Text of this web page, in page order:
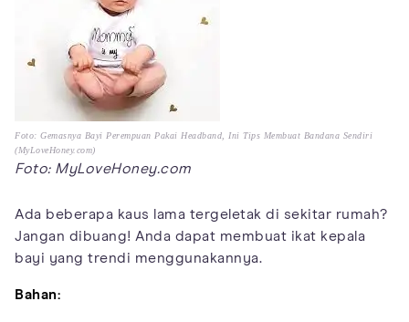
Foto: Gemasnya Bayi Perempuan Pakai Headband, Ini Tips Membuat Bandana Sendiri
(MyLoveHoney.com)
Foto: MyLoveHoney.com
Ada beberapa kaus lama tergeletak di sekitar rumah?
Jangan dibuang! Anda dapat membuat ikat kepala
bayi yang trendi menggunakannya.
Bahan: